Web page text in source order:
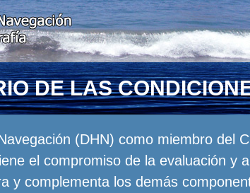
DE LAS
(DHN) como miembro del
el compromiso de la evaluación y
y complementa los demás